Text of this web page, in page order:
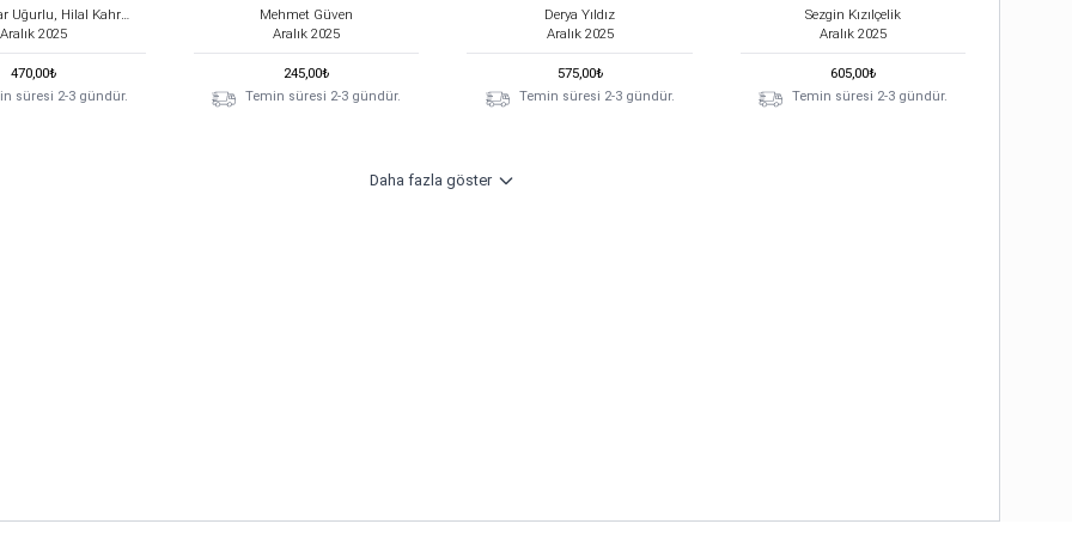
Celal Teyyar Uğurlu, Hilal Kahraman
Aralık 2025
470,00₺
süresi 2-3 gündür.
Mehmet Güven
Aralık 2025
245,00₺
Temin süresi 2-3 gündür.
Derya Yıldız
Aralık 2025
575,00₺
Temin süresi 2-3 gündür.
Sezgin Kızılçelik
Aralık 2025
605,00₺
Temin süresi 2-3 gündür.
Daha fazla göster